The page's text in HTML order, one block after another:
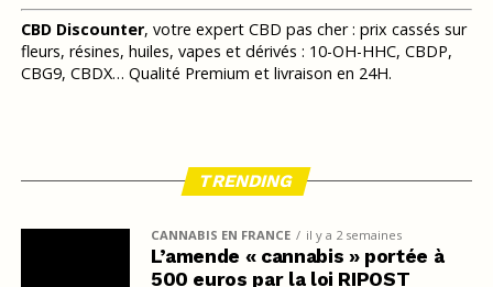
CBD Discounter, votre expert CBD pas cher : prix cassés sur
fleurs, résines, huiles, vapes et dérivés : 10-OH-HHC, CBDP,
CBG9, CBDX… Qualité Premium et livraison en 24H.
TRENDING
CANNABIS EN FRANCE il y a 2 semaines
L’amende « cannabis » portée à
500 euros par la loi RIPOST